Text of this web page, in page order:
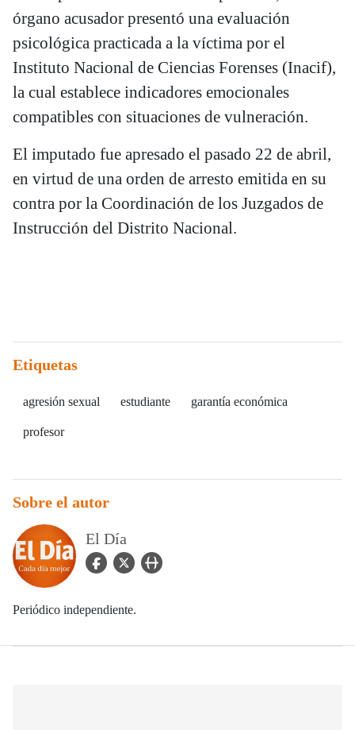
órgano acusador presentó una evaluación
psicológica practicada a la víctima por el
Instituto Nacional de Ciencias Forenses (Inacif),
la cual establece indicadores emocionales
compatibles con situaciones de vulneración.
El imputado fue apresado el pasado 22 de abril,
en virtud de una orden de arresto emitida en su
contra por la Coordinación de los Juzgados de
Instrucción del Distrito Nacional.
Etiquetas
agresión sexual estudiante garantía económica
profesor
Sobre el autor
El Día
facebook Icon
twitter Iconuser_url Icon
Periódico independiente.